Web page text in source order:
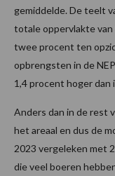
gemiddelde. De teelt
totale oppervlakte van
twee procent ten
opbrengsten in de
1,4 procent hoger dan
Anders dan in de rest
het areaal en dus de
2023 vergeleken met
die veel boeren